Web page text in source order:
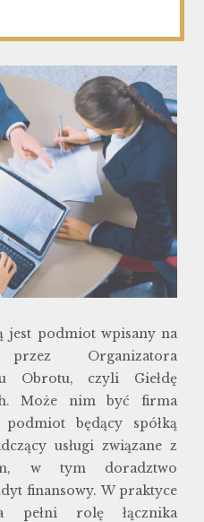
jest podmiot wpisany na
Organizatora
Obrotu, czyli Giełdę
Może nim być firma
będący spółką
usługi związane z
w tym doradztwo
finansowy. W praktyce
pełni rolę łącznika